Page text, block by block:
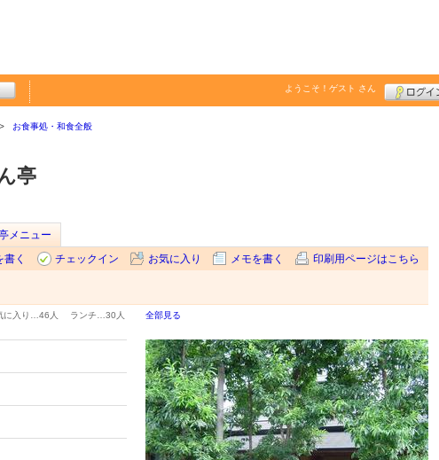
ようこそ！ ゲスト さん
お食事処・和食全般
亭
メニュー
書く
チェックイン お気に入り メモを書く 印刷用ページはこちら
に入り… 46人 ランチ… 30人 全部見る